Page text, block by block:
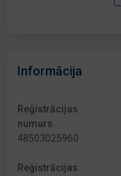
Informācija
Reģistrācijas
numurs
48503025960
Reģistrācijas